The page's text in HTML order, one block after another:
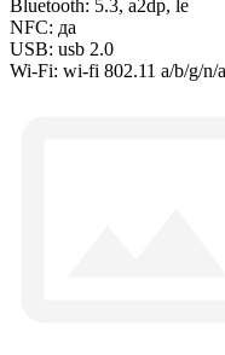
Bluetooth: 5.3, a2dp, le
NFC: да
USB: usb 2.0
Wi-Fi: wi-fi 802.11 a/b/g/n/